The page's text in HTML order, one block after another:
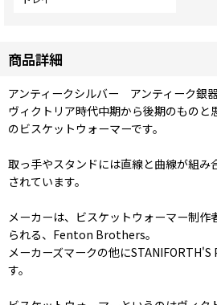
商品詳細
アンティークシルバー アンティーク銀
ヴィクトリア時代中期から後期のものと
のビスケットウォーマーです。
取っ手やスタンドには直線と曲線が組み
されています。
メーカーは、ビスケットウォーマー制作
られる、Fenton Brothers。
メーカーズマークの他にSTANIFORTH'S
す。